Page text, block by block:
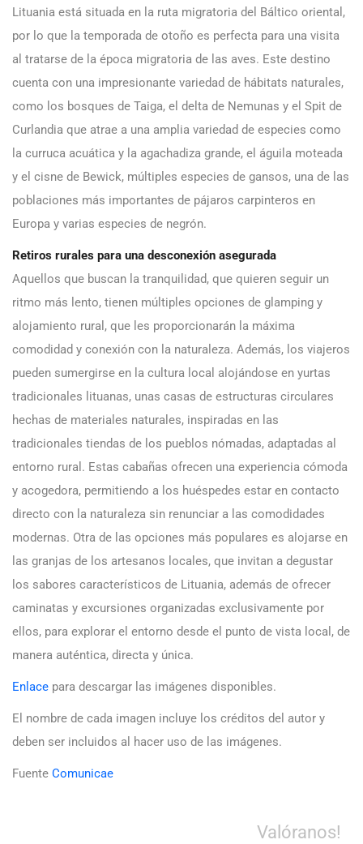
Lituania está situada en la ruta migratoria del Báltico oriental,
por lo que la temporada de otoño es perfecta para una visita
al tratarse de la época migratoria de las aves. Este destino
cuenta con una impresionante variedad de hábitats naturales,
como los bosques de Taiga, el delta de Nemunas y el Spit de
Curlandia que atrae a una amplia variedad de especies como
la curruca acuática y la agachadiza grande, el águila moteada
y el cisne de Bewick, múltiples especies de gansos, una de las
poblaciones más importantes de pájaros carpinteros en
Europa y varias especies de negrón.
Retiros rurales para una desconexión asegurada
Aquellos que buscan la tranquilidad, que quieren seguir un
ritmo más lento, tienen múltiples opciones de glamping y
alojamiento rural, que les proporcionarán la máxima
comodidad y conexión con la naturaleza. Además, los viajeros
pueden sumergirse en la cultura local alojándose en yurtas
tradicionales lituanas, unas casas de estructuras circulares
hechas de materiales naturales, inspiradas en las
tradicionales tiendas de los pueblos nómadas, adaptadas al
entorno rural. Estas cabañas ofrecen una experiencia cómoda
y acogedora, permitiendo a los huéspedes estar en contacto
directo con la naturaleza sin renunciar a las comodidades
modernas. Otra de las opciones más populares es alojarse en
las granjas de los artesanos locales, que invitan a degustar
los sabores característicos de Lituania, además de ofrecer
caminatas y excursiones organizadas exclusivamente por
ellos, para explorar el entorno desde el punto de vista local, de
manera auténtica, directa y única.
Enlace para descargar las imágenes disponibles.
El nombre de cada imagen incluye los créditos del autor y
deben ser incluidos al hacer uso de las imágenes.
Fuente Comunicae
Valóranos!